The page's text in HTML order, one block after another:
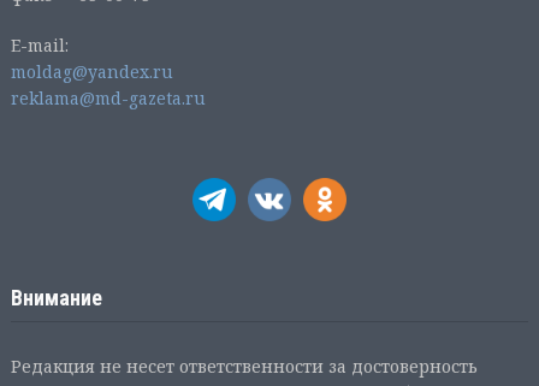
E-mail:
moldag@yandex.ru
reklama@md-gazeta.ru
Внимание
Редакция не несет ответственности за достоверность